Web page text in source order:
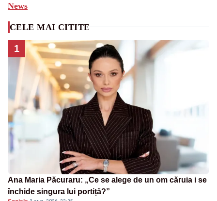
News
CELE MAI CITITE
1
Ana Maria Păcuraru: „Ce se alege de un om căruia i se
închide singura lui portiță?”